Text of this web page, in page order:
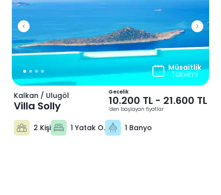
Previous Next
Müsaitlik
Takvimi
Kalkan / Ulugöl
Villa Solly
Gecelik
10.200 TL - 21.600 TL
‘den başlayan fiyatlar
2 Kişi 1 Yatak O. 1 Banyo